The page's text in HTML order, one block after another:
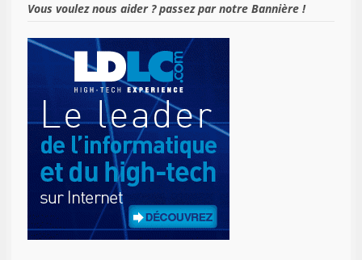
Vous voulez nous aider ? passez par notre Bannière !